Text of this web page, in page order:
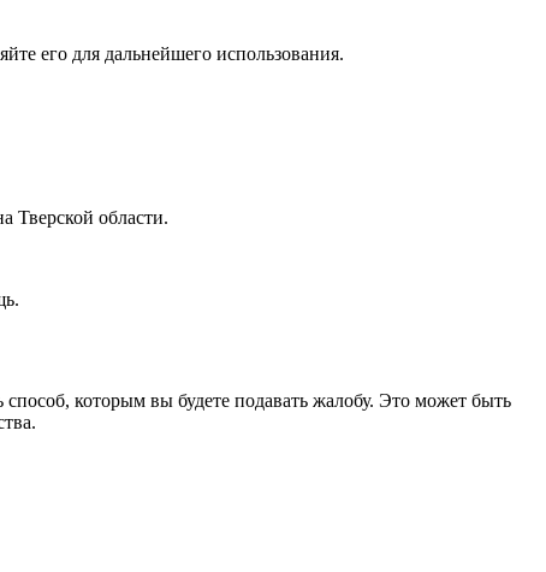
его для дальнейшего использования.
Тверской области.
которым вы будете подавать жалобу. Это может быть